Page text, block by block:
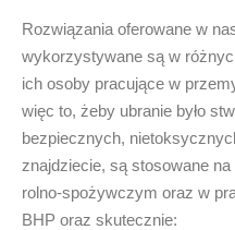
Rozwiązania oferowane w
wykorzystywane są w
ich osoby pracujące w
więc to, żeby ubranie było
bezpiecznych,
znajdziecie, są stosowane
rolno-spożywczym oraz w
BHP oraz skutecznie: